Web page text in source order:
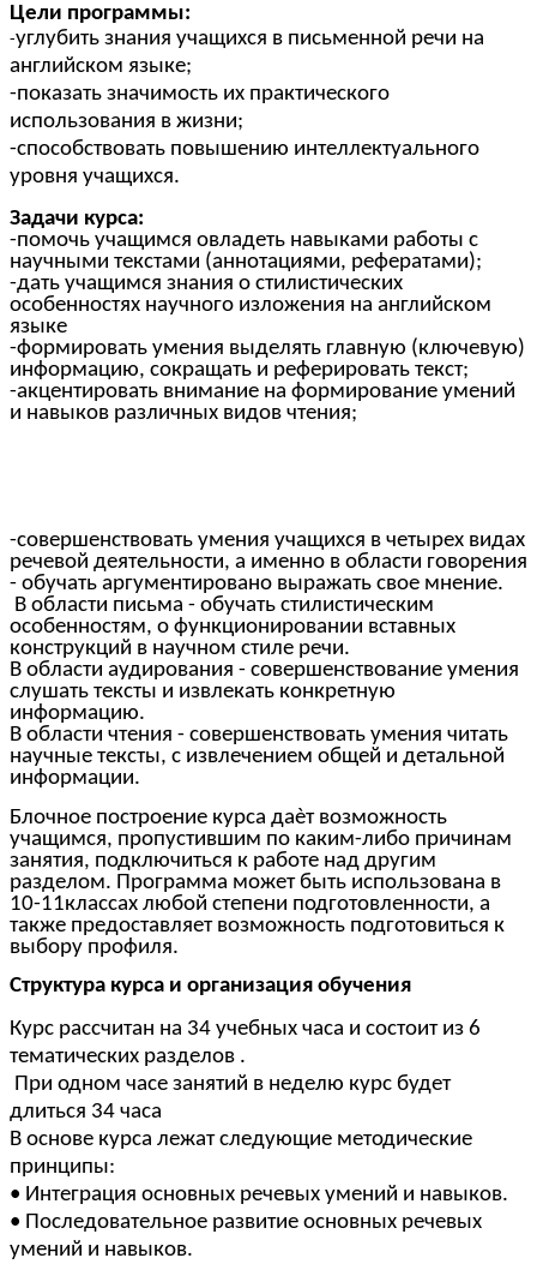
Цели программы:
-углубить знания учащихся в письменной речи на
английском языке;
-показать значимость их практического
использования в жизни;
-способствовать повышению интеллектуального
уровня учащихся.
Задачи курса:
-помочь учащимся овладеть навыками работы с
научными текстами (аннотациями, рефератами);
-дать учащимся знания о стилистических
особенностях научного изложения на английском
языке
-формировать умения выделять главную (ключевую)
информацию, сокращать и реферировать текст;
-акцентировать внимание на формирование умений
и навыков различных видов чтения;
-совершенствовать умения учащихся в четырех видах
речевой деятельности, а именно в области говорения
- обучать аргументировано выражать свое мнение.
В области письма - обучать стилистическим
особенностям, о функционировании вставных
конструкций в научном стиле речи.
В области аудирования - совершенствование умения
слушать тексты и извлекать конкретную
информацию.
В области чтения - совершенствовать умения читать
научные тексты, с извлечением общей и детальной
информации.
Блочное построение курса даѐт возможность
учащимся, пропустившим по каким-либо причинам
занятия, подключиться к работе над другим
разделом. Программа может быть использована в
10-11классах любой степени подготовленности, а
также предоставляет возможность подготовиться к
выбору профиля.
Структура курса и организация обучения
Курс рассчитан на 34 учебных часа и состоит из 6
тематических разделов .
При одном часе занятий в неделю курс будет
длиться 34 часа
В основе курса лежат следующие методические
принципы:
• Интеграция основных речевых умений и навыков.
• Последовательное развитие основных речевых
умений и навыков.